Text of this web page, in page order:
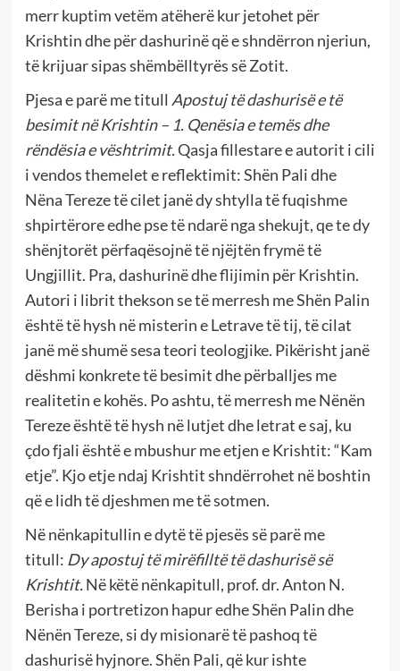
merr kuptim vetëm atëherë kur jetohet për
Krishtin dhe për dashurinë që e shndërron njeriun,
të krijuar sipas shëmbëlltyrës së Zotit.
Pjesa e parë me titull Apostuj të dashurisë e të
besimit në Krishtin – 1. Qenësia e temës dhe
rëndësia e vështrimit.Qasja fillestare e autorit i cili
i vendos themelet e reflektimit: Shën Pali dhe
Nëna Tereze të cilet janë dy shtylla të fuqishme
shpirtërore edhe pse të ndarë nga shekujt, qe te dy
shënjtorët përfaqësojnë të njëjtën frymë të
Ungjillit. Pra, dashurinë dhe flijimin për Krishtin.
Autori i librit thekson se të merresh me Shën Palin
është të hysh në misterin e Letrave të tij, të cilat
janë më shumë sesa teori teologjike. Pikërisht janë
dëshmi konkrete të besimit dhe përballjes me
realitetin e kohës. Po ashtu, të merresh me Nënën
Tereze është të hysh në lutjet dhe letrat e saj, ku
çdo fjali është e mbushur me etjen e Krishtit: “Kam
etje”. Kjo etje ndaj Krishtit shndërrohet në boshtin
që e lidh të djeshmen me të sotmen.
Në nënkapitullin e dytë të pjesës së parë me
titull: Dy apostuj të mirëfilltë të dashurisë së
Krishtit.Në këtë nënkapitull, prof. dr. Anton N.
Berisha i portretizon hapur edhe Shën Palin dhe
Nënën Tereze, si dy misionarë të pashoq të
dashurisë hyjnore. Shën Pali, që kur ishte